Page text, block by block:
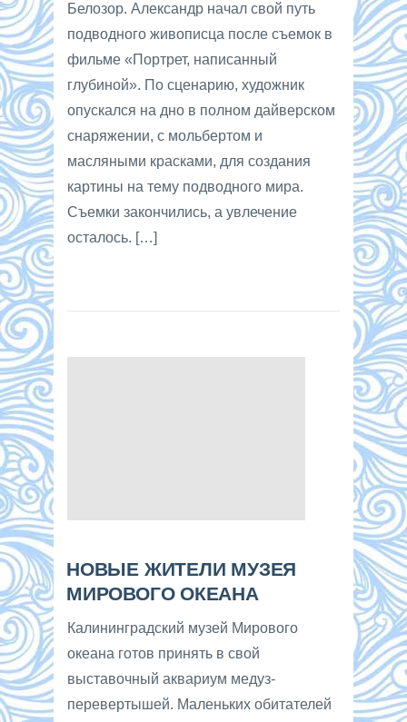
Белозор. Александр начал свой путь
подводного живописца после съемок в
фильме «Портрет, написанный
глубиной». По сценарию, художник
опускался на дно в полном дайверском
снаряжении, с мольбертом и
масляными красками, для создания
картины на тему подводного мира.
Съемки закончились, а увлечение
осталось. […]
НОВЫЕ ЖИТЕЛИ МУЗЕЯ
МИРОВОГО ОКЕАНА
Калининградский музей Мирового
океана готов принять в свой
выставочный аквариум медуз-
перевертышей. Маленьких обитателей